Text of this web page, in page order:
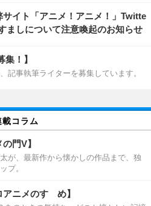
サイト「アニメ！アニメ！」Twitte
ましについて注意喚起のお知らせ
集！】
記事執筆ライターを募集しています。
載コラム
門V】
が、最新作から懐かしの作品まで、独
プ。
ニメのすゝめ】